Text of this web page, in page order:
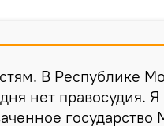
В Республике
нет правосудия. Я
государство